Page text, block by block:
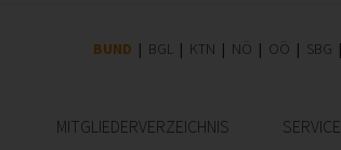
BUND BGL KTN NÖ OÖ SBG
MITGLIEDER­VERZEICHNIS SERVICE